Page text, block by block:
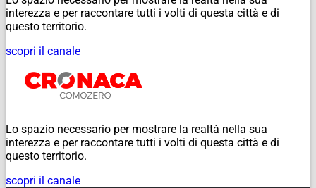
interezza e per raccontare tutti i volti di questa città e di
questo territorio.
scopri il canale
Lo spazio necessario per mostrare la realtà nella sua
interezza e per raccontare tutti i volti di questa città e di
questo territorio.
scopri il canale